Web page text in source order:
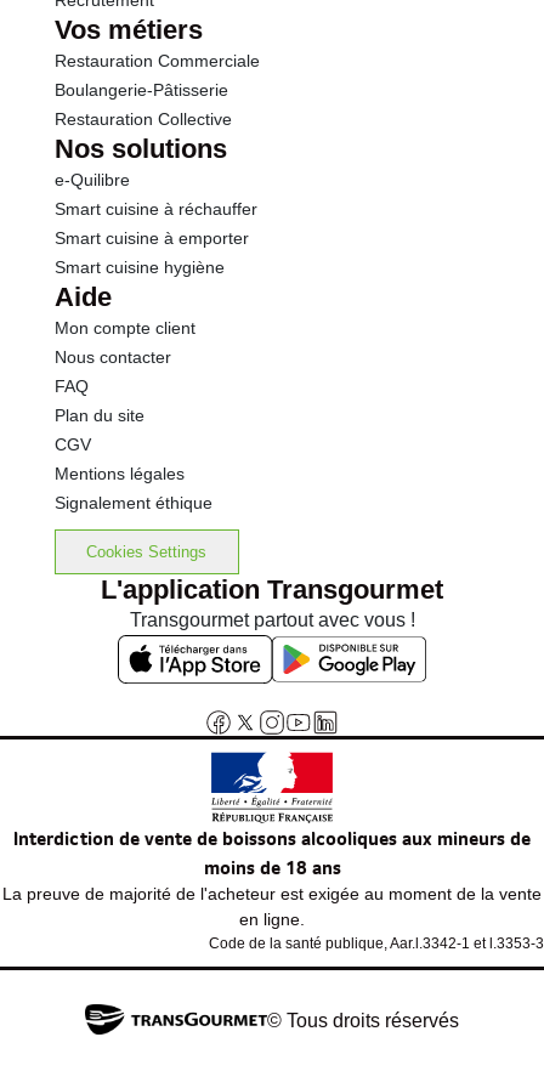
Vos métiers
Restauration Commerciale
Boulangerie-Pâtisserie
Restauration Collective
Nos solutions
e-Quilibre
Smart cuisine à réchauffer
Smart cuisine à emporter
Smart cuisine hygiène
Aide
Mon compte client
Nous contacter
FAQ
Plan du site
CGV
Mentions légales
Signalement éthique
Cookies Settings
L'application Transgourmet
Transgourmet partout avec vous !
Interdiction de vente de boissons alcooliques aux mineurs de
moins de 18 ans
La preuve de majorité de l'acheteur est exigée au moment de la vente
en ligne.
Code de la santé publique, Aar.l.3342-1 et l.3353-3
© Tous droits réservés